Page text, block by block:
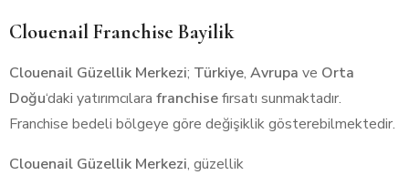
Clouenail Franchise Bayilik
Clouenail Güzellik Merkezi; Türkiye, Avrupa ve Orta
Doğu‘daki yatırımcılara franchisefırsatı sunmaktadır.
Franchise bedeli bölgeye göre değişiklik gösterebilmektedir.
Clouenail Güzellik Merkezi, güzellik